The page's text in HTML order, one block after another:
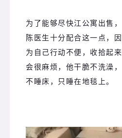
为了能够尽快江公寓出售，
陈医生十分配合这一点，因
为自己行动不便，收拾起来
会很麻烦，他干脆不洗澡，
不睡床，只睡在地毯上。